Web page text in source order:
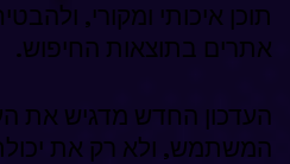
תוכן איכותי ומקורי,
אתרים בתוצאות החיפוש.
העדכון החדש מדגיש את
המשתמש, ולא רק את